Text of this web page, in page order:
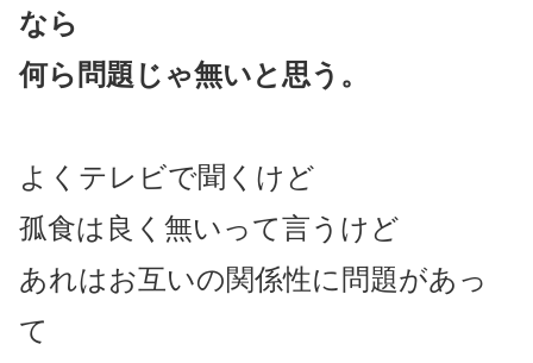
なら
何ら問題じゃ無いと思う。
よくテレビで聞くけど
孤食は良く無いって言うけど
あれはお互いの関係性に問題があっ
て